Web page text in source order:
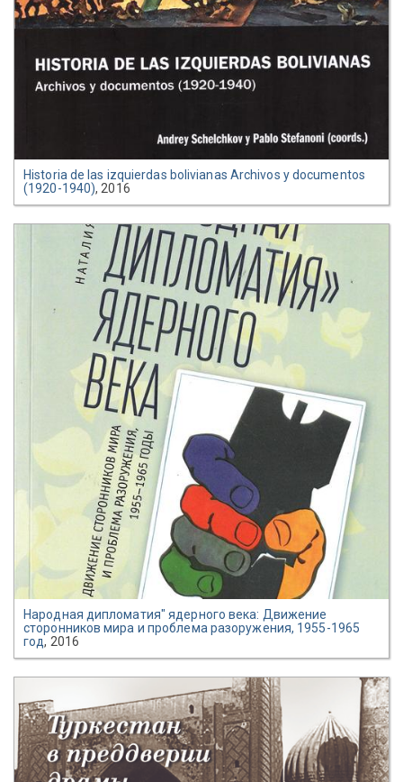
Historia de las izquierdas bolivianas Archivos y documentos
(1920-1940), 2016
Народная дипломатия" ядерного века: Движение
сторонников мира и проблема разоружения, 1955-1965
год, 2016